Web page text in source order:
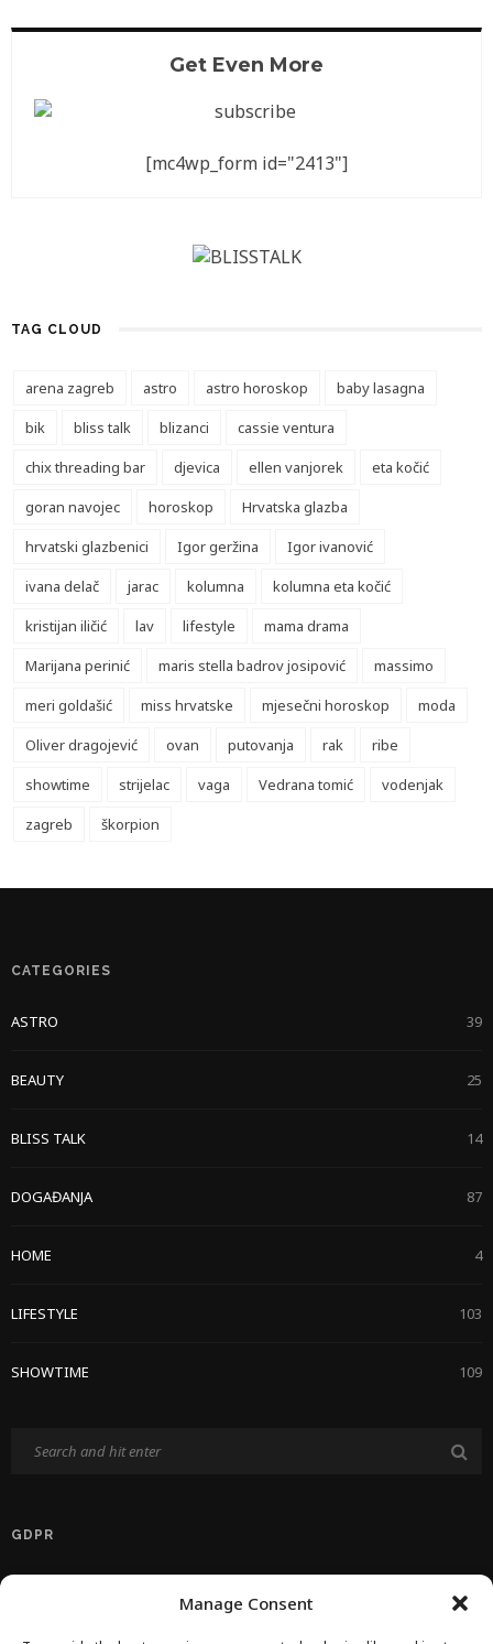
Manage Consent
Get Even More
[mc4wp_form id="2413"]
TAG CLOUD
arena zagreb astro astro horoskop
baby lasagna
bik
bliss talk blizanci
cassie ventura
chix threading bar
djevica ellen vanjorek
eta kočić
goran navojec
horoskop
Hrvatska glazba
hrvatski glazbenici
Igor geržina
Igor ivanović
ivana delač
jarac kolumna
kolumna eta kočić
kristijan iličić
lav lifestyle
mama drama
Marijana perinić
maris stella badrov josipović
massimo
meri goldašić
miss hrvatske mjesečni horoskop
moda
Oliver dragojević
ovan putovanja rak
ribe
showtime
strijelac vaga Vedrana tomić
vodenjak
zagreb
škorpion
CATEGORIES
ASTRO 39
BEAUTY 25
BLISS TALK 14
DOGAĐANJA 87
HOME 4
LIFESTYLE 103
SHOWTIME 109
GDPR